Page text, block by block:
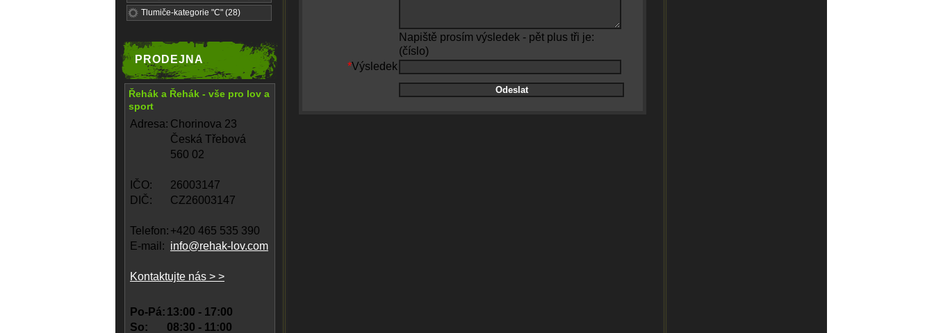
Tlumiče-kategorie "C" (28)
PRODEJNA
Řehák a Řehák - vše pro lov a
sport
Adresa: Chorinova 23
Česká Třebová
560 02
IČO:
26003147
DIČ:
CZ26003147
Telefon: +420 465 535 390
E-mail: info@rehak-lov.com
Kontaktujte nás > >
Po-Pá: 13:00 - 17:00
So:
08:30 - 11:00
Napiště prosím výsledek - pět plus tři je:
(číslo)
*Výsledek